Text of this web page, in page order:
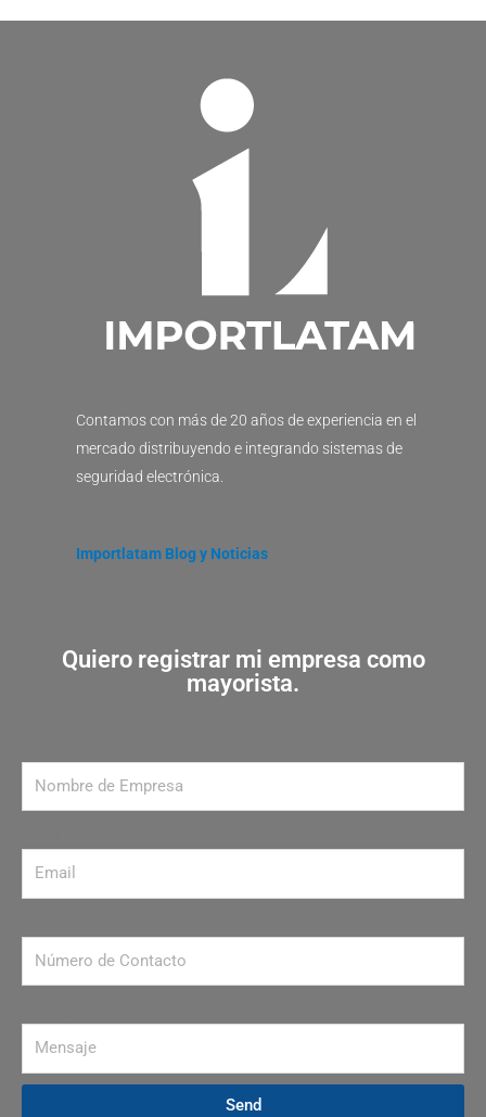
Contamos con más de 20 años de experiencia en el
mercado distribuyendo e integrando sistemas de
seguridad electrónica.
Importlatam Blog y Noticias
Quiero registrar mi empresa como
mayorista.
Send